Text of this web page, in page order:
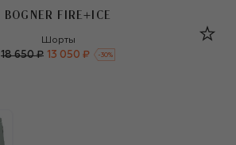
BOGNER FIRE+ICE
Bogner Fire+Ice
Шорты
18 650 ₽ 13 050 ₽ -30%